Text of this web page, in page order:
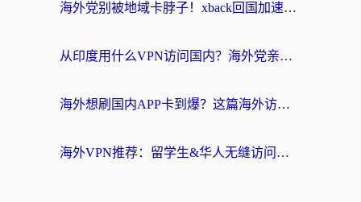
海外党别被地域卡脖子！xback回国加速器选择全攻略，轻松刷剧玩国服
从印度用什么VPN访问国内？海外党亲测的无缝回国上网指南
海外想刷国内APP卡到爆？这篇海外访问国内服务器加速指南帮你解决所有问题
海外VPN推荐：留学生&华人无缝访问国内资源的避坑指南